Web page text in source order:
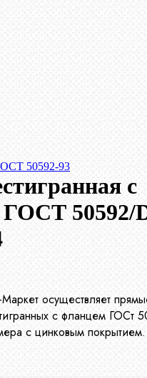
50592-93
с
50592/
осуществляет
с фланцем ГОСт
с цинковым покрытием.